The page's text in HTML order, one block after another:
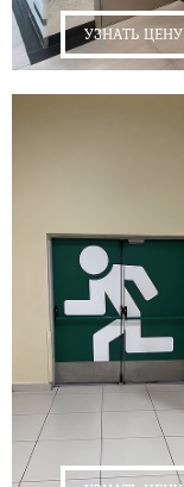
УЗНАТЬ ЦЕНУ